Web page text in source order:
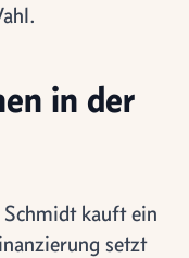
in der
kauft ein
setzt